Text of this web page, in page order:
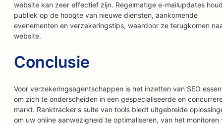
website kan zeer effectief zijn. Regelmatige e-mailupdates
publiek op de hoogte van nieuwe diensten, aankomende
evenementen en verzekeringstips, waardoor ze terugkomen
website.
Conclusie
Voor verzekeringsagentschappen is het inzetten van SEO
om zich te onderscheiden in een gespecialiseerde en
markt. Ranktracker's suite van tools biedt uitgebreide
om uw online aanwezigheid te optimaliseren, van het monitoren